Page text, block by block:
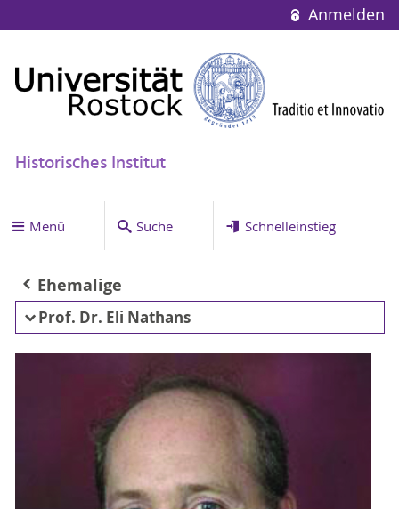
Anmelden
Historisches Institut
Menü Suche Schnelleinstieg
Ehemalige
Prof. Dr. Eli Nathans